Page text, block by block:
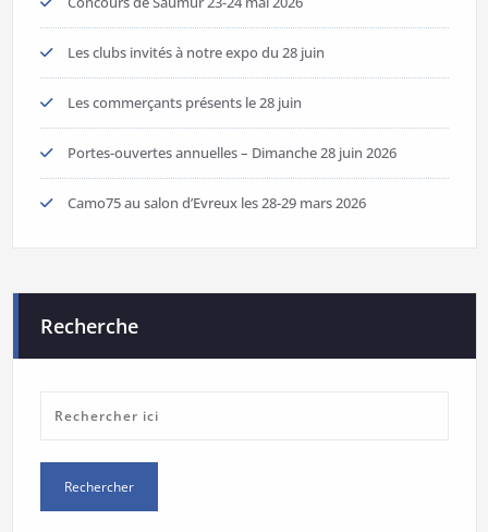
Les clubs invités à notre expo du 28 juin
Les commerçants présents le 28 juin
Portes-ouvertes annuelles – Dimanche 28 juin 2026
Camo75 au salon d’Evreux les 28-29 mars 2026
Recherche